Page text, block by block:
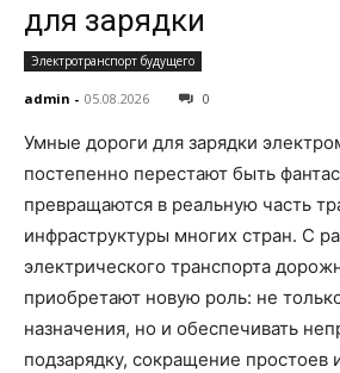
для зарядки
Электротранспорт будущего
admin - 05.08.2026 0
Умные дороги для зарядки
постепенно перестают быть
превращаются в реальную часть
инфраструктуры многих стран. С
электрического транспорта
приобретают новую роль: не
назначения, но и обеспечивать
подзарядку, сокращение простоев